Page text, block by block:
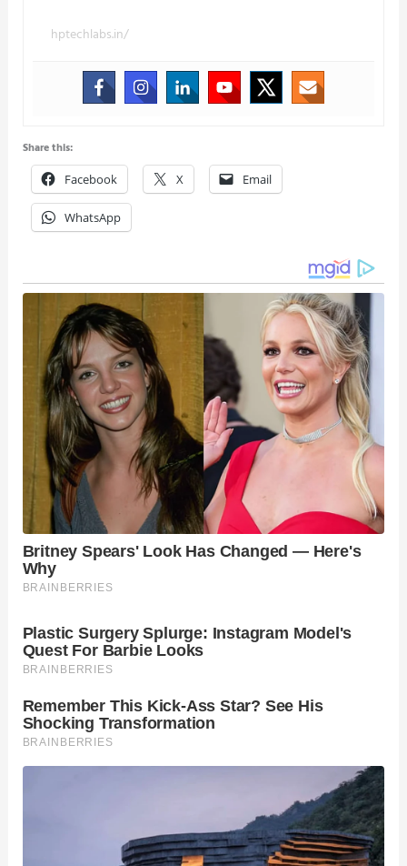
hptechlabs.in/
Share this:
Facebook X Email
WhatsApp